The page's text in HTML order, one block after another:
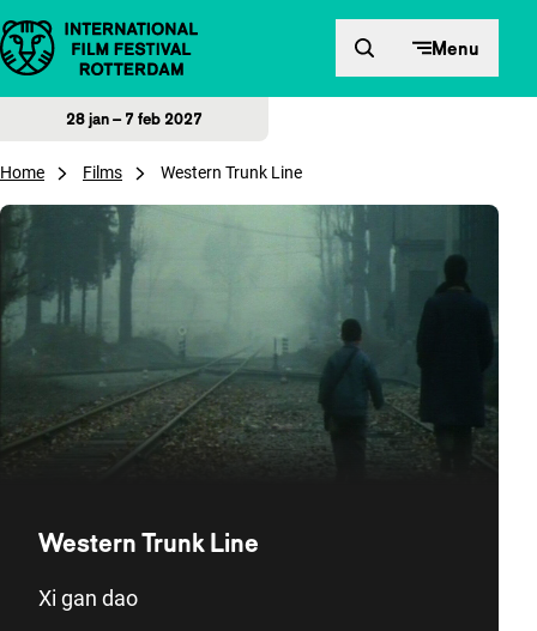
Direct naar inhoud Menu
28 jan – 7 feb 2027
Home Films Western Trunk Line
Western Trunk Line
Xi gan dao